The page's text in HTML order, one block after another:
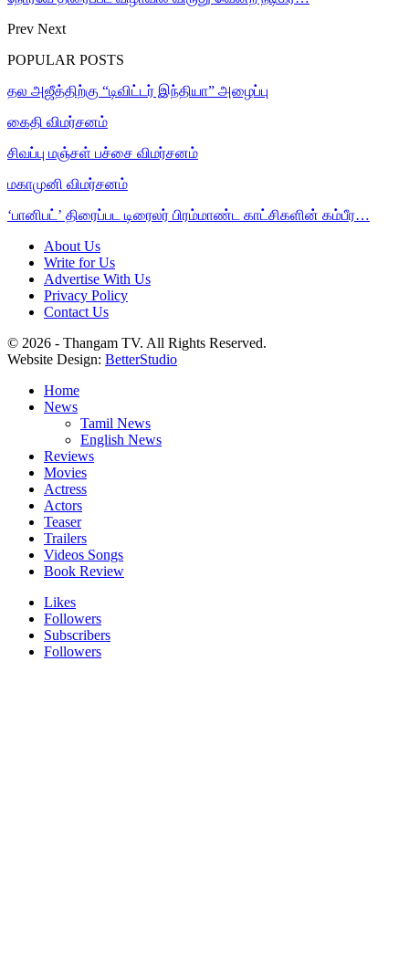
Prev Next
POPULAR POSTS
தல அஜீத்திற்கு “டிவிட்டர் இந்தியா” அழைப்பு
கைதி விமர்சனம்
சிவப்பு மஞ்சள் பச்சை விமர்சனம்
மகாமுனி விமர்சனம்
‘பானிபட்’ திரைப்பட டிரைலர் பிரம்மாண்ட காட்சிகளின் கம்பீர…
About Us
Write for Us
Advertise With Us
Privacy Policy
Contact Us
© 2026 - Thangam TV. All Rights Reserved.
Website Design: BetterStudio
Home
News
Tamil News
English News
Reviews
Movies
Actress
Actors
Teaser
Trailers
Videos Songs
Book Review
Likes
Followers
Subscribers
Followers